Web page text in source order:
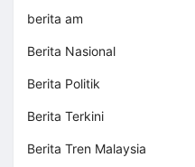
berita am
Berita Nasional
Berita Politik
Berita Terkini
Berita Tren Malaysia